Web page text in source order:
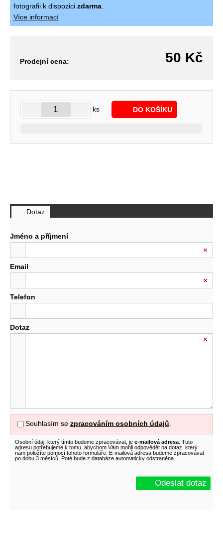
fotografii k dispozici zdarma.
Více informací
Prodejní cena: 50 Kč
ks DO KOŠÍKU
Dotaz
Jméno a příjmení
Email
Telefon
Dotaz
Souhlasím se zpracováním osobních údajů
Osobní údaj, který tímto budeme zpracovávat, je e-mailová adresa . Tuto
adresu potřebujeme k tomu, abychom Vám mohli odpovědět na dotaz, který
nám položíte pomocí tohoto formuláře. E-mailová adresa budeme zpracovávat
po dobu 3 měsíců. Poté bude z databáze automaticky odstraněna.
Odeslat dotaz